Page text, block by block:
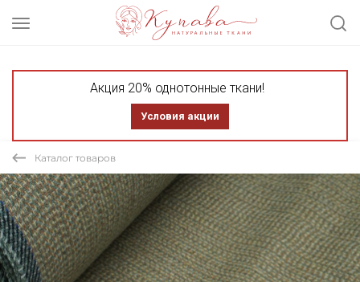
Акция 20% однотонные ткани!
Условия акции
Каталог товаров